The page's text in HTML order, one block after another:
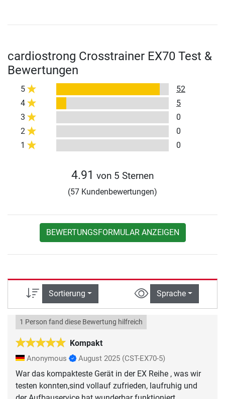
cardiostrong Crosstrainer EX70 Test &
Bewertungen
5
52
4
5
3
0
2
0
1
0
4.91 von 5 Sternen
(57 Kundenbewertungen)
BEWERTUNGSFORMULAR ANZEIGEN
Sortierung Sprache
Kompakt
1 Person fand diese Bewertung hilfreich
Anonymous August 2025 (CST-EX70-5)
War das kompakteste Gerät in der EX Reihe , was wir
testen konnten,sind vollauf zufrieden, laufruhig und